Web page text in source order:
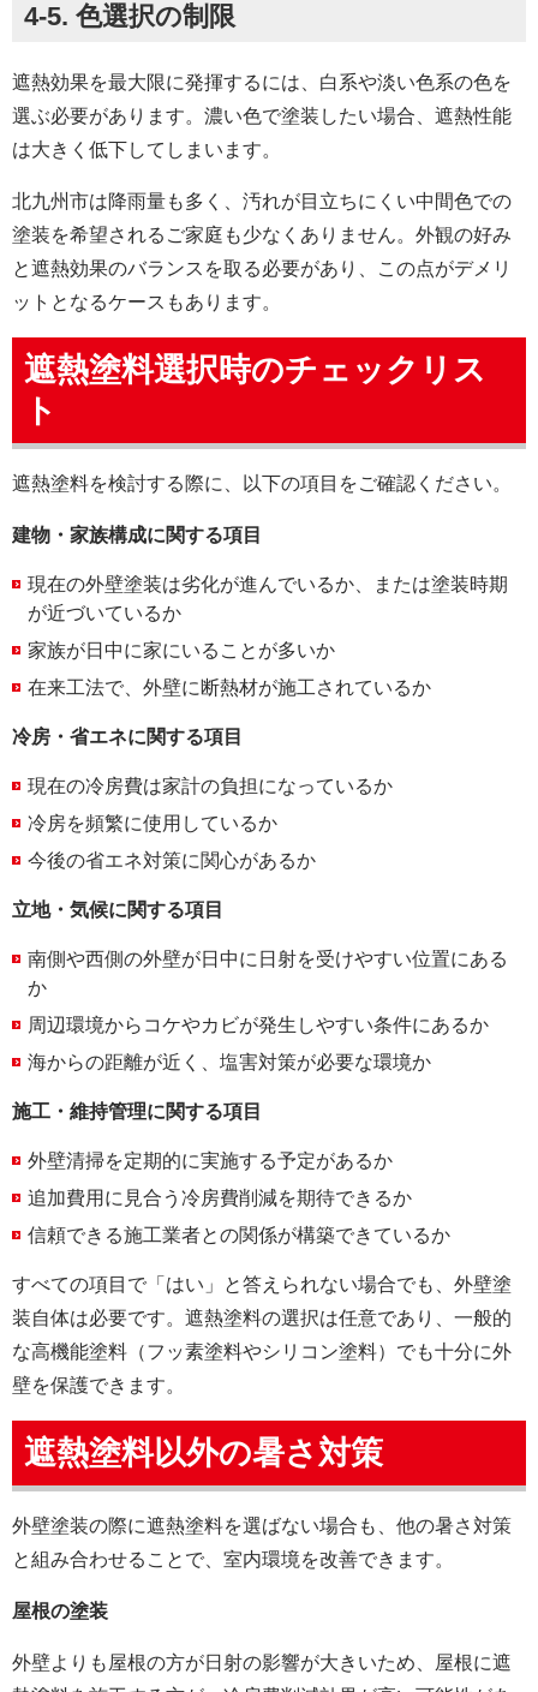
4-5. 色選択の制限
遮熱効果を最大限に発揮するには、白系や淡い色系の色を
選ぶ必要があります。濃い色で塗装したい場合、遮熱性能
は大きく低下してしまいます。
北九州市は降雨量も多く、汚れが目立ちにくい中間色での
塗装を希望されるご家庭も少なくありません。外観の好み
と遮熱効果のバランスを取る必要があり、この点がデメリ
ットとなるケースもあります。
遮熱塗料選択時のチェックリス
ト
遮熱塗料を検討する際に、以下の項目をご確認ください。
建物・家族構成に関する項目
現在の外壁塗装は劣化が進んでいるか、または塗装時期
が近づいているか
家族が日中に家にいることが多いか
在来工法で、外壁に断熱材が施工されているか
冷房・省エネに関する項目
現在の冷房費は家計の負担になっているか
冷房を頻繁に使用しているか
今後の省エネ対策に関心があるか
立地・気候に関する項目
南側や西側の外壁が日中に日射を受けやすい位置にある
か
周辺環境からコケやカビが発生しやすい条件にあるか
海からの距離が近く、塩害対策が必要な環境か
施工・維持管理に関する項目
外壁清掃を定期的に実施する予定があるか
追加費用に見合う冷房費削減を期待できるか
信頼できる施工業者との関係が構築できているか
すべての項目で「はい」と答えられない場合でも、外壁塗
装自体は必要です。遮熱塗料の選択は任意であり、一般的
な高機能塗料（フッ素塗料やシリコン塗料）でも十分に外
壁を保護できます。
遮熱塗料以外の暑さ対策
外壁塗装の際に遮熱塗料を選ばない場合も、他の暑さ対策
と組み合わせることで、室内環境を改善できます。
屋根の塗装
外壁よりも屋根の方が日射の影響が大きいため、屋根に遮